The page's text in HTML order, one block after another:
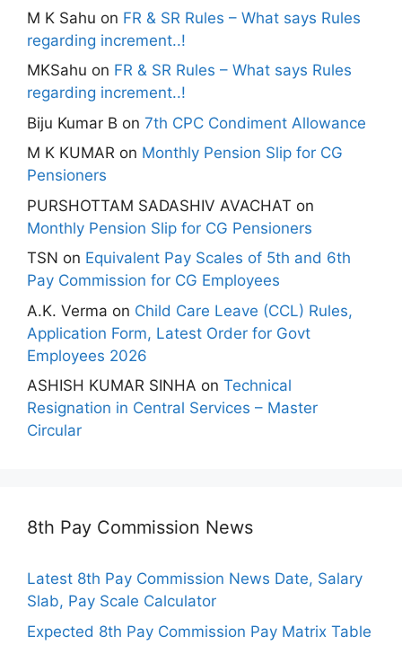
M K Sahu on FR & SR Rules – What says Rules
regarding increment..!
MKSahu on FR & SR Rules – What says Rules
regarding increment..!
Biju Kumar B on 7th CPC Condiment Allowance
M K KUMAR on Monthly Pension Slip for CG
Pensioners
PURSHOTTAM SADASHIV AVACHAT on
Monthly Pension Slip for CG Pensioners
TSN on Equivalent Pay Scales of 5th and 6th
Pay Commission for CG Employees
A.K. Verma on Child Care Leave (CCL) Rules,
Application Form, Latest Order for Govt
Employees 2026
ASHISH KUMAR SINHA on Technical
Resignation in Central Services – Master
Circular
8th Pay Commission News
Latest 8th Pay Commission News Date, Salary
Slab, Pay Scale Calculator
Expected 8th Pay Commission Pay Matrix Table